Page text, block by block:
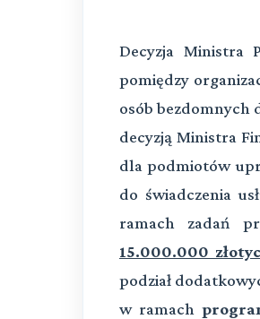
Decyzja Ministra
pomiędzy
osób bezdomnych
decyzją Ministra
dla podmiotów
do świadczenia
ramach zadań
15.000.000
podział
w ramach